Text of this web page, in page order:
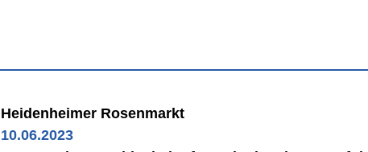
Heidenheimer Rosenmarkt
10.06.2023